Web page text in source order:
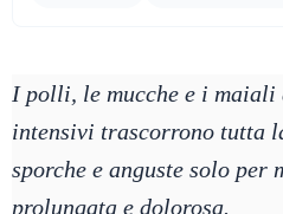
I polli, le mucche e i maiali
intensivi trascorrono tutta
sporche e anguste solo per
prolungata e dolorosa.